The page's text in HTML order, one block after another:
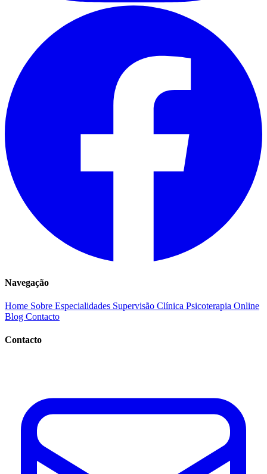
Navegação
Home Sobre Especialidades Supervisão Clínica Psicoterapia Online
Blog Contacto
Contacto